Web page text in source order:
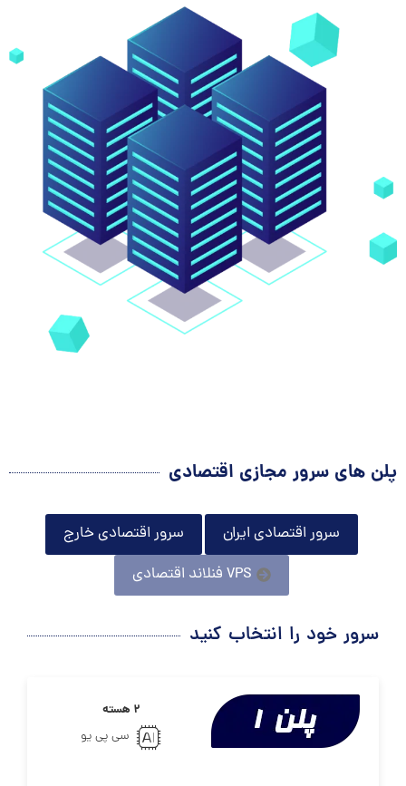
پلن های سرور مجازی اقتصادی
سرور اقتصادی ایران
سرور اقتصادی خارج
VPS فنلاند اقتصادی
سرور خود را انتخاب کنید
۲ هسته
سی پی یو